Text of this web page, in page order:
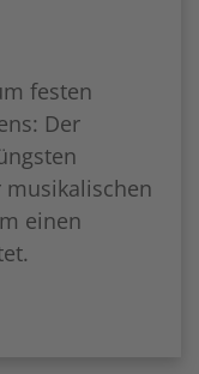
festen
Der
musikalischen
einen